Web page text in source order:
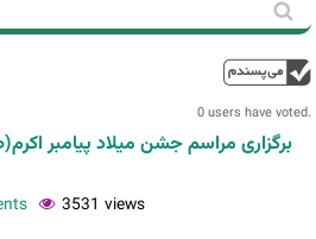
0 users have voted.
برگزاری مراسم جشن ميلاد پيامبر
3531 views